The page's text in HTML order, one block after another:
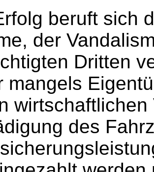
beruft sich
der
Dritten
mangels
des